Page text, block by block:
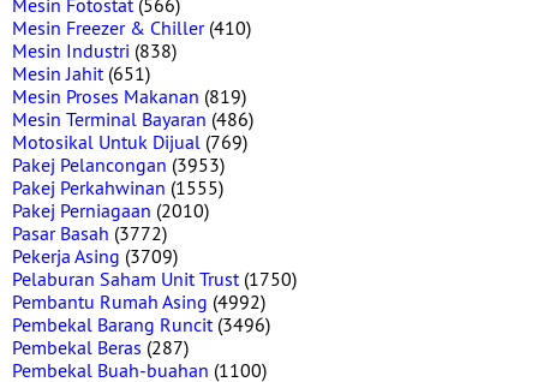
Mesin Fotostat(566)
Mesin Freezer & Chiller(410)
Mesin Industri (838)
Mesin Jahit(651)
Mesin Proses Makanan (819)
Mesin Terminal Bayaran (486)
Motosikal Untuk Dijual (769)
Pakej Pelancongan (3953)
Pakej Perkahwinan (1555)
Pakej Perniagaan (2010)
Pasar Basah (3772)
Pekerja Asing (3709)
Pelaburan Saham Unit Trust(1750)
Pembantu Rumah Asing (4992)
Pembekal Barang Runcit(3496)
Pembekal Beras (287)
Pembekal Buah-buahan (1100)